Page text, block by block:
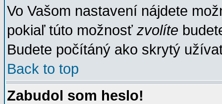
Vo Vašom nastavení nájdete
pokiaľ túto možnosť zvolíte
Budete počítáný ako skrytý
Back to top
Zabudol som heslo!